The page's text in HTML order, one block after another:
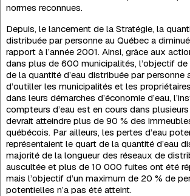
normes reconnues.
Depuis, le lancement de la Stratégie, la
distribuée par personne au Québec a
rapport à l’année 2001. Ainsi, grâce aux
dans plus de 600 municipalités, l’objectif
de la quantité d’eau distribuée par personne
d’outiller les municipalités et les
dans leurs démarches d’économie d’eau,
compteurs d’eau est en cours dans
devrait atteindre plus de 90 % des
québécois. Par ailleurs, les pertes d’eau
représentaient le quart de la quantité d’eau
majorité de la longueur des réseaux de
auscultée et plus de 10 000 fuites ont été
mais l’objectif d’un maximum de 20 % de
potentielles n’a pas été atteint.